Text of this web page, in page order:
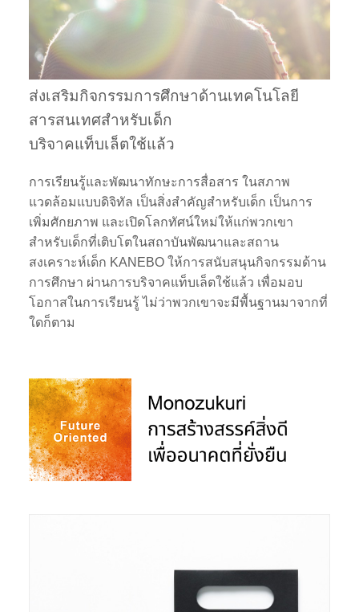
ส่งเสริมกิจกรรมการศึกษาด้านเทคโนโลยี
สารสนเทศสำหรับเด็ก
บริจาคแท็บเล็ตใช้แล้ว
การเรียนรู้และพัฒนาทักษะการสื่อสาร ในสภาพ
แวดล้อมแบบดิจิทัล เป็นสิ่งสำคัญสำหรับเด็ก เป็นการ
เพิ่มศักยภาพ และเปิดโลกทัศน์ใหม่ให้แก่พวกเขา
สำหรับเด็กที่เติบโตในสถาบันพัฒนาและสถาน
สงเคราะห์เด็ก KANEBO ให้การสนับสนุนกิจกรรมด้าน
การศึกษา ผ่านการบริจาคแท็บเล็ตใช้แล้ว เพื่อมอบ
โอกาสในการเรียนรู้ ไม่ว่าพวกเขาจะมีพื้นฐานมาจากที่
ใดก็ตาม